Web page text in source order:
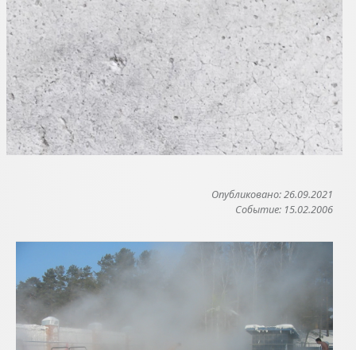
Опубликовано: 26.09.2021
Событие: 15.02.2006